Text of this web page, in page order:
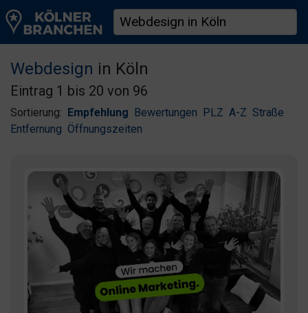
Webdesign in Köln
Eintrag 1 bis 20 von 96
Sortierung: Empfehlung Bewertungen PLZ A-Z Straße
Entfernung Öffnungszeiten